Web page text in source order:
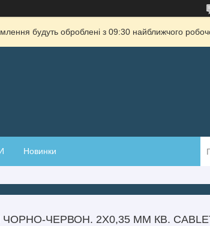
будуть оброблені з 09:30 найближчого
Новинки
ЧЕРВОН. 2Х0,35 ММ КВ.